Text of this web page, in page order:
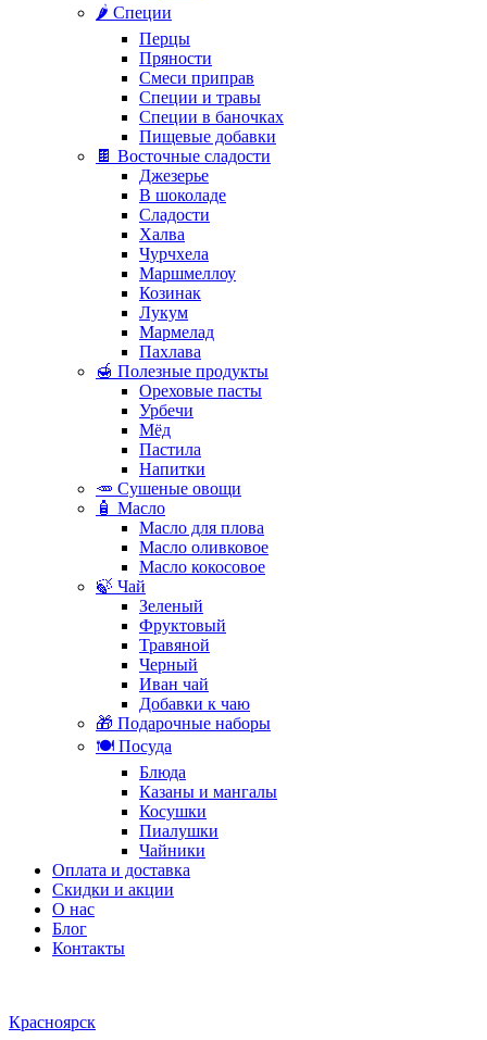
🌶️ Специи
Перцы
Пряности
Смеси приправ
Специи и травы
Специи в баночках
Пищевые добавки
🍫 Восточные сладости
Джезерье
В шоколаде
Сладости
Халва
Чурчхела
Маршмеллоу
Козинак
Лукум
Мармелад
Пахлава
🍯 Полезные продукты
Ореховые пасты
Урбечи
Мёд
Пастила
Напитки
🥕 Сушеные овощи
🧴 Масло
Масло для плова
Масло оливковое
Масло кокосовое
🍃 Чай
Зеленый
Фруктовый
Травяной
Черный
Иван чай
Добавки к чаю
🎁 Подарочные наборы
🍽️ Посуда
Блюда
Казаны и мангалы
Косушки
Пиалушки
Чайники
Оплата и доставка
Скидки и акции
О нас
Блог
Контакты
Красноярск